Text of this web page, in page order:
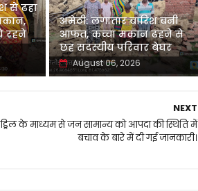
से ढहा
रहने
अमेठी: लगातार बारिश बनी
आफत, कच्चा मकान ढहने से
छह सदस्यीय परिवार बेघर
August 06, 2026
NEXT
के माध्यम से जन सामान्य को आपदा की स्थिति में
बचाव के बारे में दी गई जानकारी।